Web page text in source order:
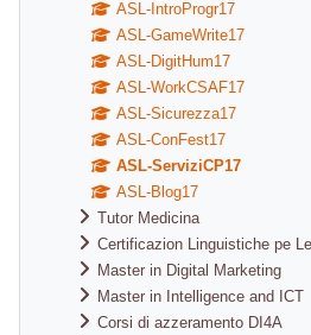
ASL-IntroProgr17
ASL-GameWrite17
ASL-DigitHum17
ASL-WorkCSAF17
ASL-Sicurezza17
ASL-ConFest17
ASL-ServiziCP17
ASL-Blog17
Tutor Medicina
Certificazion Linguistiche pe
Master in Digital Marketing
Master in Intelligence and ICT
Corsi di azzeramento DI4A